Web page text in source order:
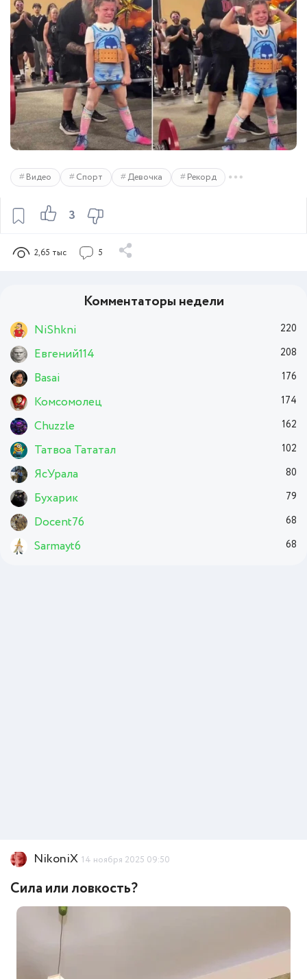
3
Видео Спорт Девочка Рекорд
2,65 тыс 5
Комментаторы недели
NiShkni 220
Евгений114 208
Basai 176
Комсомолец 174
Chuzzle 162
Татвоа Тататал 102
ЯсУрала 80
Бухарик 79
Docent76 68
Sarmayt6 68
NikoniX 14 ноября 2025 09:50
Сила или ловкость?